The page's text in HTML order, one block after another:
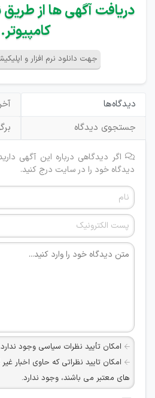
دریافت آگهی ها از طریق
جهت دانلود نرم افزار و
دیدگاه‌ها
جستجوی دیدگاه
اگر دیدگاهی درباره این آگهی
دیدگاه خود را در سایت درج کنید.
امکان تأیید نظرات سیاسی وجود ندارد.
امکان تایید نظراتی که حاوی اخبار
های معتبر می باشند، وجود ندارد.